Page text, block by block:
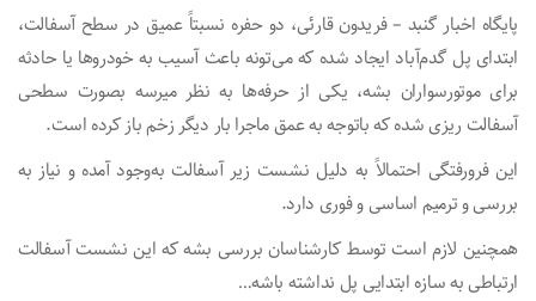
پایگاه اخبار گنبد – فریدون قارئی، دو حفره نسبتاً عمیق در سطح آسفالت،
ابتدای پل گدم‌آباد ایجاد شده که می‌تونه باعث آسیب به خودروها یا حادثه
برای موتورسواران بشه، یکی از حرفه‌ها به نظر میرسه بصورت سطحی
آسفالت ریزی شده که باتوجه به عمق ماجرا بار دیگر زخم باز کرده است.
این فرورفتگی احتمالاً به دلیل نشست زیر آسفالت به‌وجود آمده و نیاز به
بررسی و ترمیم اساسی و فوری دارد.
همچنین لازم است توسط کارشناسان بررسی بشه که این نشست آسفالت
ارتباطی به سازه ابتدایی پل نداشته باشه…